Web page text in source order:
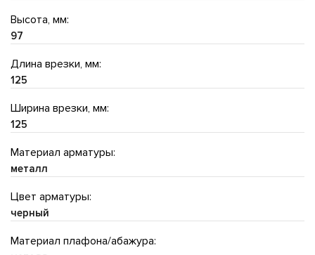
Высота, мм:
97
Длина врезки, мм:
125
Ширина врезки, мм:
125
Материал арматуры:
металл
Цвет арматуры:
черный
Материал плафона/абажура: